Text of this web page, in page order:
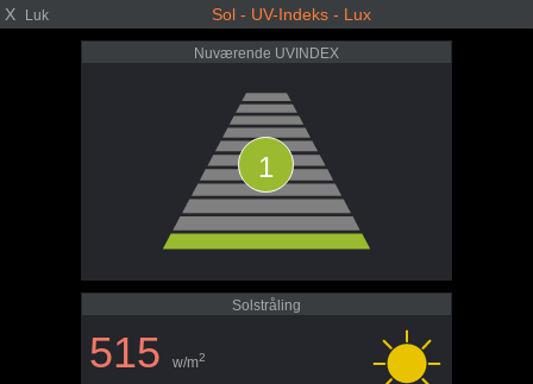
X Luk Sol - UV-Indeks - Lux
Nuværende UVINDEX
1
Solstråling
515 w/m2